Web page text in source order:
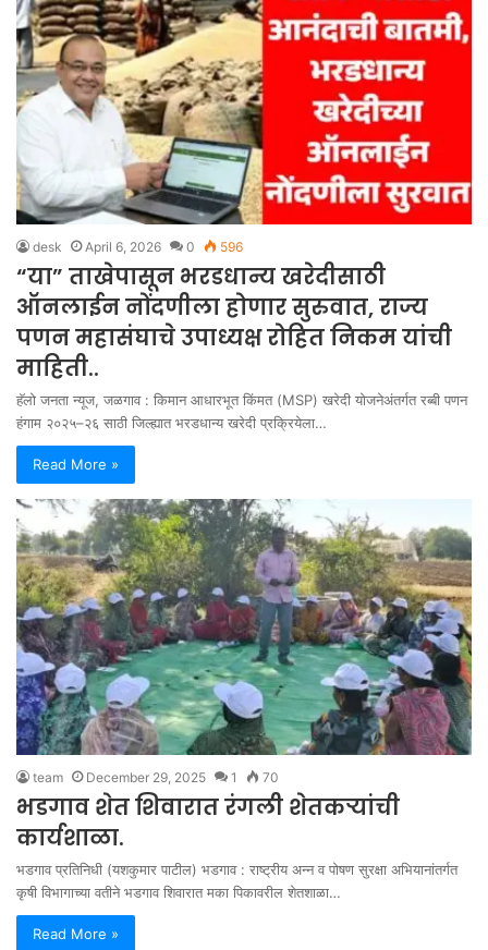
desk April 6, 2026 0 596
“या” ताखेपासून भरडधान्य खरेदीसाठी
ऑनलाईन नोंदणीला होणार सुरुवात, राज्य
पणन महासंघाचे उपाध्यक्ष रोहित निकम यांची
माहिती..
हॅलो जनता न्यूज, जळगाव : किमान आधारभूत किंमत (MSP) खरेदी योजनेअंतर्गत रब्बी पणन
हंगाम २०२५–२६ साठी जिल्ह्यात भरडधान्य खरेदी प्रक्रियेला…
Read More »
team December 29, 2025 1 70
भडगाव शेत शिवारात रंगली शेतकऱ्यांची
कार्यशाळा.
भडगाव प्रतिनिधी (यशकुमार पाटील) भडगाव : राष्ट्रीय अन्न व पोषण सुरक्षा अभियानांतर्गत
कृषी विभागाच्या वतीने भडगाव शिवारात मका पिकावरील शेतशाळा…
Read More »